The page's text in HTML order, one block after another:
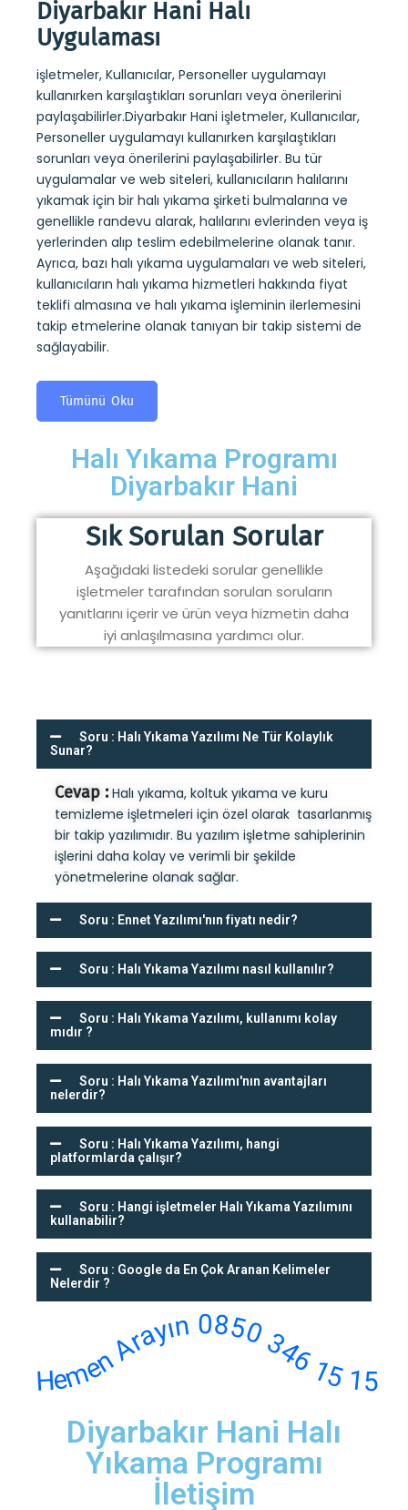
Diyarbakır Hani Halı
Uygulaması
işletmeler, Kullanıcılar, Personeller uygulamayı
kullanırken karşılaştıkları sorunları veya önerilerini
paylaşabilirler.Diyarbakır Hani işletmeler, Kullanıcılar,
Personeller uygulamayı kullanırken karşılaştıkları
sorunları veya önerilerini paylaşabilirler. Bu tür
uygulamalar ve web siteleri, kullanıcıların halılarını
yıkamak için bir halı yıkama şirketi bulmalarına ve
genellikle randevu alarak, halılarını evlerinden veya iş
yerlerinden alıp teslim edebilmelerine olanak tanır.
Ayrıca, bazı halı yıkama uygulamaları ve web siteleri,
kullanıcıların halı yıkama hizmetleri hakkında fiyat
teklifi almasına ve halı yıkama işleminin ilerlemesini
takip etmelerine olanak tanıyan bir takip sistemi de
sağlayabilir.
Tümünü Oku
Halı Yıkama Programı
Diyarbakır Hani
Sık Sorulan Sorular
Aşağıdaki listedeki sorular genellikle
işletmeler tarafından sorulan soruların
yanıtlarını içerir ve ürün veya hizmetin daha
iyi anlaşılmasına yardımcı olur.
Soru : Halı Yıkama Yazılımı Ne Tür Kolaylık
Sunar?
Cevap :Halı yıkama, koltuk yıkama ve kuru
temizleme işletmeleri için özel olarak tasarlanmış
bir takip yazılımıdır. Bu yazılım işletme sahiplerinin
işlerini daha kolay ve verimli bir şekilde
yönetmelerine olanak sağlar.
Soru : Ennet Yazılımı'nın fiyatı nedir?
Soru : Halı Yıkama Yazılımı nasıl kullanılır?
Soru : Halı Yıkama Yazılımı, kullanımı kolay
mıdır ?
Soru : Halı Yıkama Yazılımı'nın avantajları
nelerdir?
Soru : Halı Yıkama Yazılımı, hangi
platformlarda çalışır?
Soru : Hangi işletmeler Halı Yıkama Yazılımını
kullanabilir?
Soru : Google da En Çok Aranan Kelimeler
Nelerdir ?
Hemen Arayın 0850 346 15 15
Diyarbakır Hani Halı
Yıkama Programı
İletişim